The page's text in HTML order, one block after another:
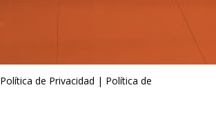
Política de Privacidad | Política de